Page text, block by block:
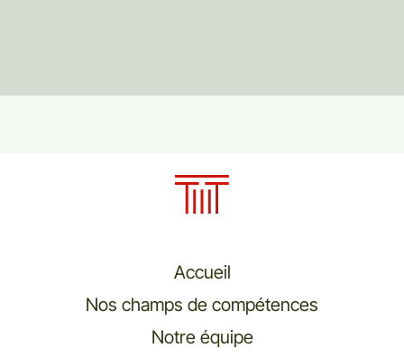
Accueil
Nos champs de compétences
Notre équipe